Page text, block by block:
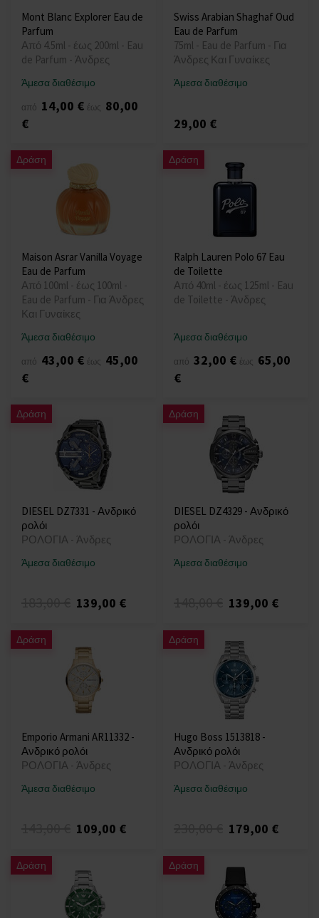
Mont Blanc Explorer Eau de
Parfum
Από 4.5ml - έως 200ml - Eau
de Parfum - Άνδρες
Άμεσα διαθέσιμο
από 14,00 € έως 80,00
€
Swiss Arabian Shaghaf Oud
Eau de Parfum
75ml - Eau de Parfum - Για
Άνδρες Και Γυναίκες
Άμεσα διαθέσιμο
29,00 €
Δράση
Maison Asrar Vanilla Voyage
Eau de Parfum
Από 100ml - έως 100ml -
Eau de Parfum - Για Άνδρες
Και Γυναίκες
Άμεσα διαθέσιμο
από 43,00 € έως 45,00
€
Δράση
Ralph Lauren Polo 67 Eau
de Toilette
Από 40ml - έως 125ml - Eau
de Toilette - Άνδρες
Άμεσα διαθέσιμο
από 32,00 € έως 65,00
€
Δράση
DIESEL DZ7331 - Ανδρικό
ρολόι
ΡΟΛΟΓΙΑ - Άνδρες
Άμεσα διαθέσιμο
139,00 €
Δράση
DIESEL DZ4329 - Ανδρικό
ρολόι
ΡΟΛΟΓΙΑ - Άνδρες
Άμεσα διαθέσιμο
139,00 €
Δράση
Emporio Armani AR11332 -
Ανδρικό ρολόι
ΡΟΛΟΓΙΑ - Άνδρες
Άμεσα διαθέσιμο
109,00 €
Δράση
Hugo Boss 1513818 -
Ανδρικό ρολόι
ΡΟΛΟΓΙΑ - Άνδρες
Άμεσα διαθέσιμο
179,00 €
Δράση Δράση